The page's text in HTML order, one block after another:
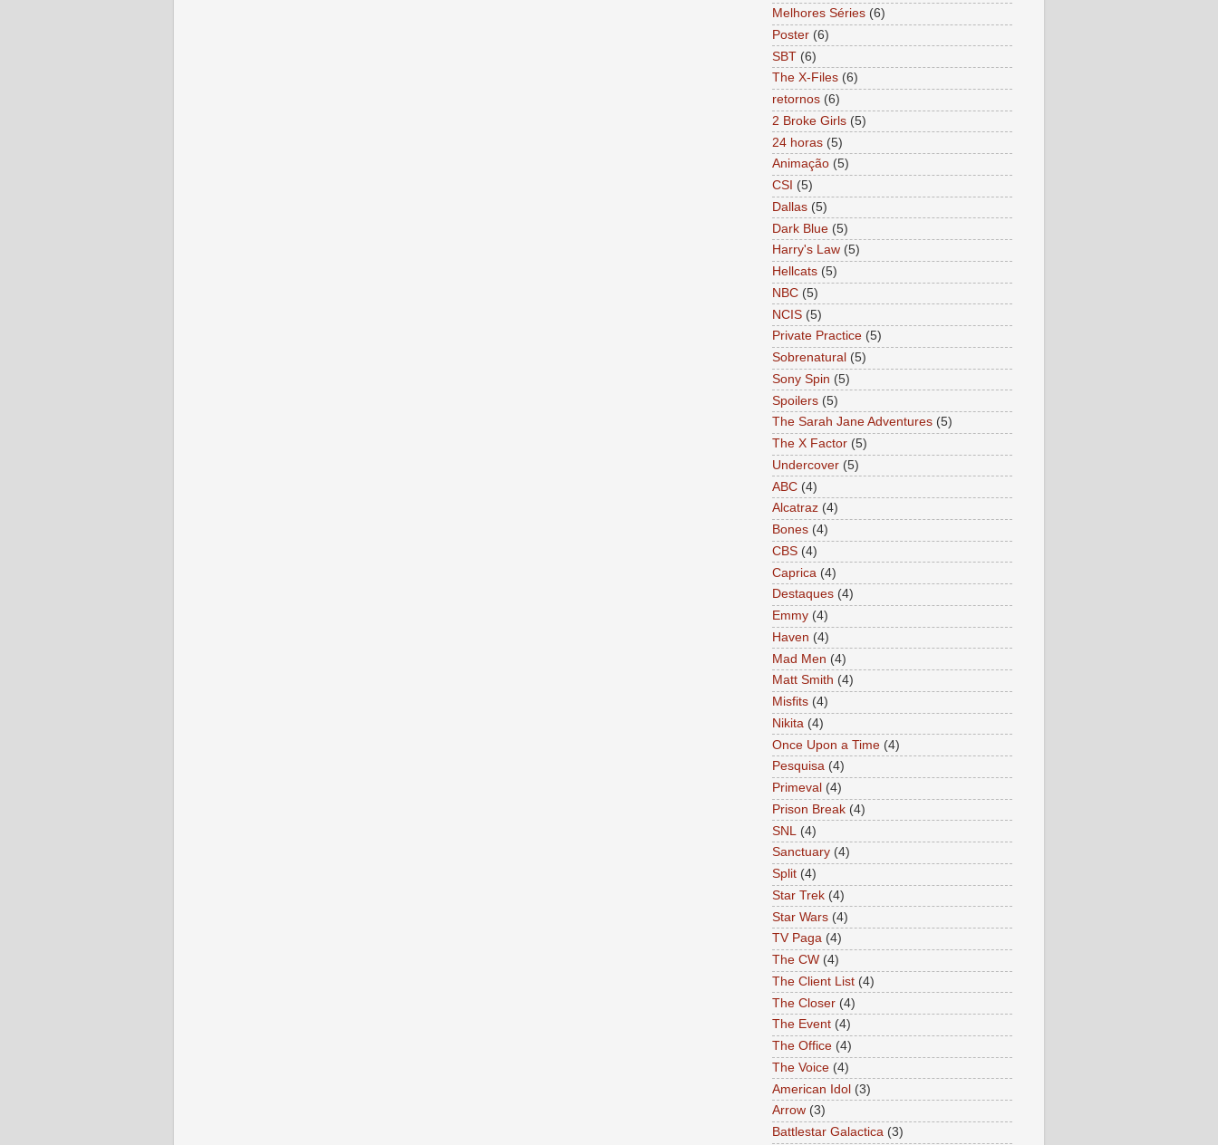
Melhores Séries (6)
Poster (6)
SBT (6)
The X-Files (6)
retornos (6)
2 Broke Girls (5)
24 horas (5)
Animação (5)
CSI (5)
Dallas (5)
Dark Blue (5)
Harry's Law (5)
Hellcats (5)
NBC (5)
NCIS (5)
Private Practice (5)
Sobrenatural (5)
Sony Spin (5)
Spoilers (5)
The Sarah Jane Adventures (5)
The X Factor (5)
Undercover (5)
ABC (4)
Alcatraz (4)
Bones (4)
CBS (4)
Caprica (4)
Destaques (4)
Emmy (4)
Haven (4)
Mad Men (4)
Matt Smith (4)
Misfits (4)
Nikita (4)
Once Upon a Time (4)
Pesquisa (4)
Primeval (4)
Prison Break (4)
SNL
(4)
Sanctuary (4)
Split (4)
Star Trek (4)
Star Wars (4)
TV Paga (4)
The CW (4)
The Client List (4)
The Closer (4)
The Event (4)
The Office (4)
The Voice (4)
American Idol (3)
Arrow (3)
Battlestar Galactica (3)